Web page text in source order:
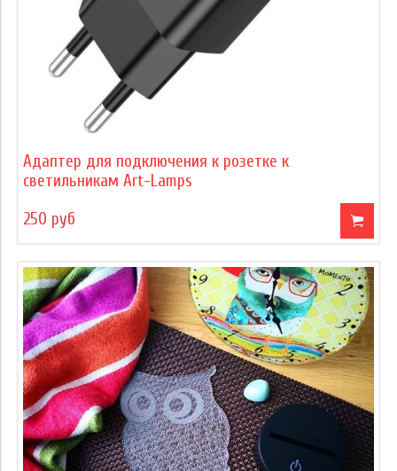
Адаптер для подключения к розетке к
светильникам Art-Lamps
250 руб